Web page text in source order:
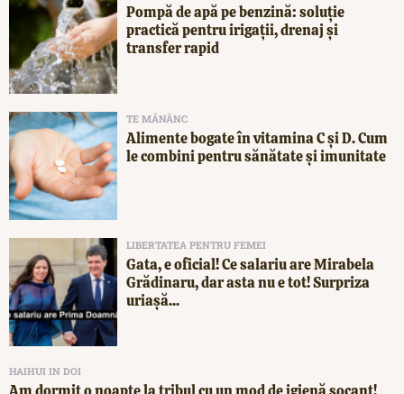
Pompă de apă pe benzină: soluție
practică pentru irigații, drenaj și
transfer rapid
TE MĂNÂNC
Alimente bogate în vitamina C și D. Cum
le combini pentru sănătate și imunitate
LIBERTATEA PENTRU FEMEI
Gata, e oficial! Ce salariu are Mirabela
Grădinaru, dar asta nu e tot! Surpriza
uriașă...
HAIHUI IN DOI